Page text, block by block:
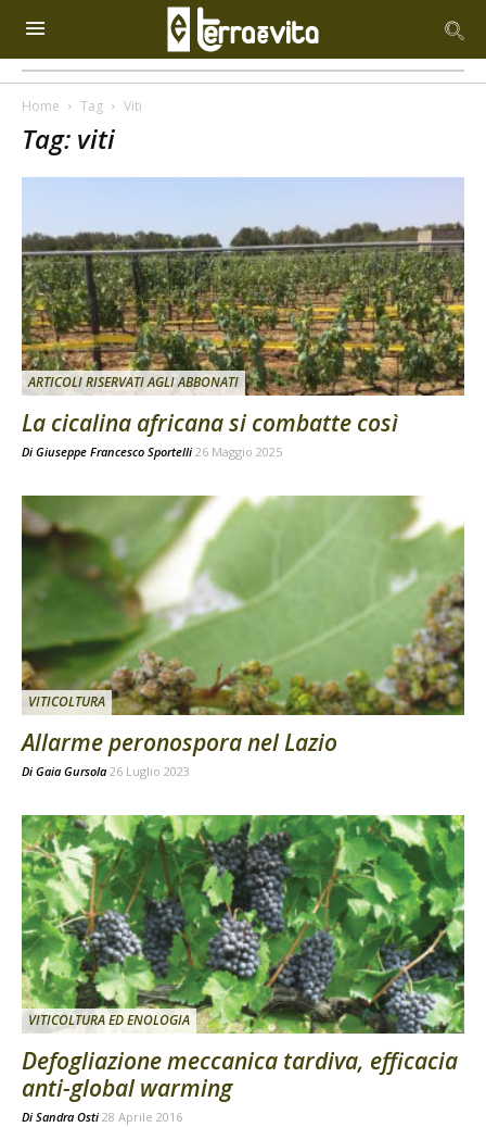
Home Tag Viti
Tag: viti
ARTICOLI RISERVATI AGLI ABBONATI
La cicalina africana si combatte così
Di Giuseppe Francesco Sportelli 26 Maggio 2025
VITICOLTURA
Allarme peronospora nel Lazio
Di Gaia Gursola 26 Luglio 2023
VITICOLTURA ED ENOLOGIA
Defogliazione meccanica tardiva, efficacia
anti-global warming
Di Sandra Osti 28 Aprile 2016